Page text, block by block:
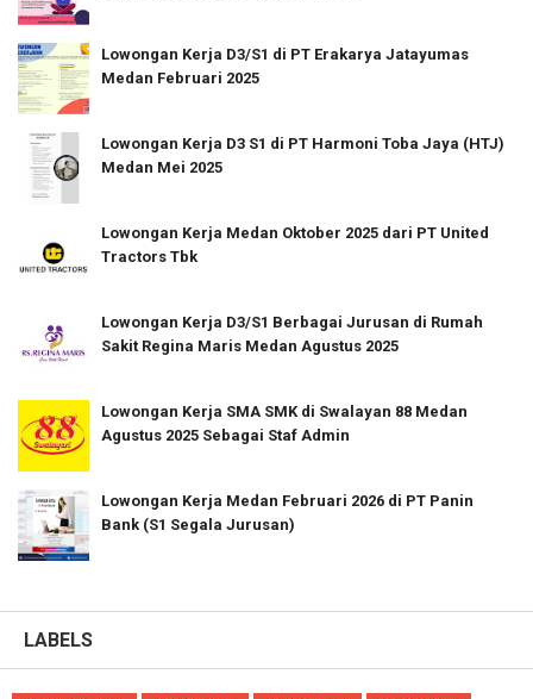
Lowongan Kerja D3/S1 di PT Erakarya Jatayumas
Medan Februari 2025
Lowongan Kerja D3 S1 di PT Harmoni Toba Jaya (HTJ)
Medan Mei 2025
Lowongan Kerja Medan Oktober 2025 dari PT United
Tractors Tbk
Lowongan Kerja D3/S1 Berbagai Jurusan di Rumah
Sakit Regina Maris Medan Agustus 2025
Lowongan Kerja SMA SMK di Swalayan 88 Medan
Agustus 2025 Sebagai Staf Admin
Lowongan Kerja Medan Februari 2026 di PT Panin
Bank (S1 Segala Jurusan)
LABELS